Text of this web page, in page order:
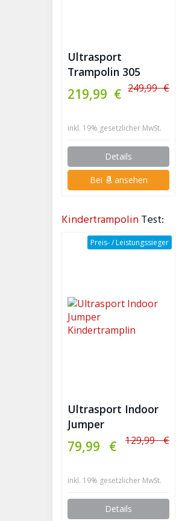
Ultrasport
Trampolin 305
219,99 €249,99 €
inkl. 19% gesetzlicher MwSt.
Details
Bei ansehen
KindertrampolinTest:
Preis- / Leistungssieger
Ultrasport Indoor
Jumper
Kindertrampolin
79,99 €129,99 €
inkl. 19% gesetzlicher MwSt.
Details